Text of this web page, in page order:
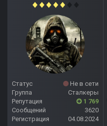
Статус
Не в сети
Группа
Сталкеры
Репутация
1 769
Сообщений
3620
Регистрация
04.08.2024